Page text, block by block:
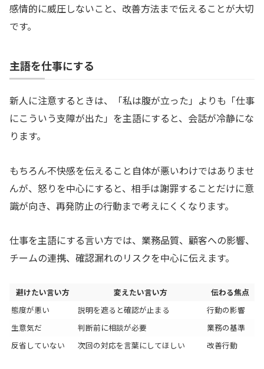
感情的に威圧しないこと、改善方法まで伝えることが大切
です。
主語を仕事にする
新人に注意するときは、「私は腹が立った」よりも「仕事
にこういう支障が出た」を主語にすると、会話が冷静にな
ります。
もちろん不快感を伝えること自体が悪いわけではありませ
んが、怒りを中心にすると、相手は謝罪することだけに意
識が向き、再発防止の行動まで考えにくくなります。
仕事を主語にする言い方では、業務品質、顧客への影響、
チームの連携、確認漏れのリスクを中心に伝えます。
避けたい言い方 変えたい言い方
伝わる焦点
態度が悪い
説明を遮ると確認が止まる
行動の影響
生意気だ
判断前に相談が必要
業務の基準
反省していない
次回の対応を言葉にしてほしい 改善行動